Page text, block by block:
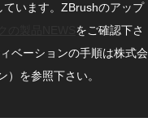
います。ZBrushのアップ
をご確認下さ
ベーションの手順は株式会
を参照下さい。